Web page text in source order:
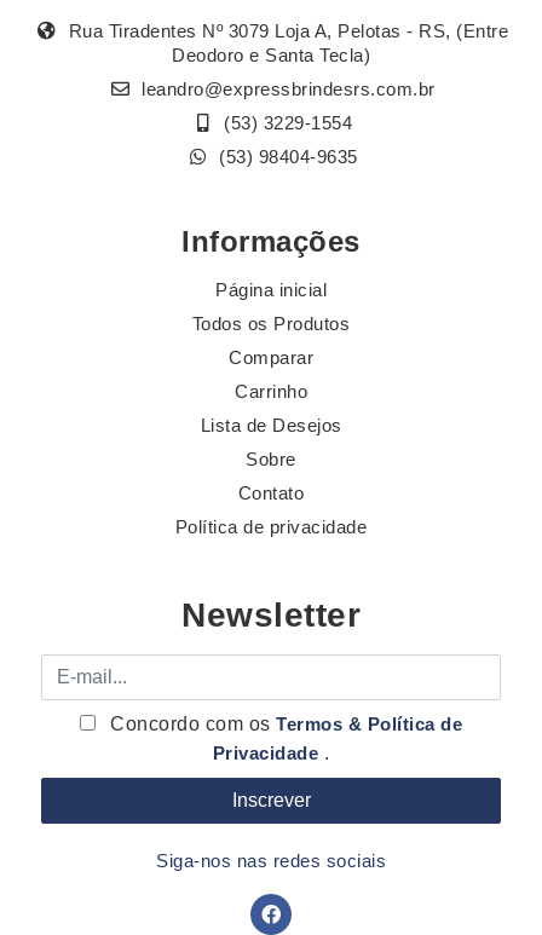
Rua Tiradentes Nº 3079 Loja A, Pelotas - RS, (Entre
Deodoro e Santa Tecla)
leandro@expressbrindesrs.com.br
(53) 3229-1554
(53) 98404-9635
Informações
Página inicial
Todos os Produtos
Comparar
Carrinho
Lista de Desejos
Sobre
Contato
Política de privacidade
Newsletter
E-mail
Concordo com osTermos & Política de
Privacidade .
Siga-nos nas redes sociais